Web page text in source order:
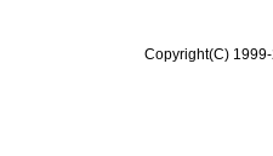
Copyright(C)